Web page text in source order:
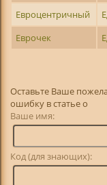
Евроцентричный
Еврочек
Оставьте Ваше
ошибку в статье о
Ваше имя:
Код (для знающих):